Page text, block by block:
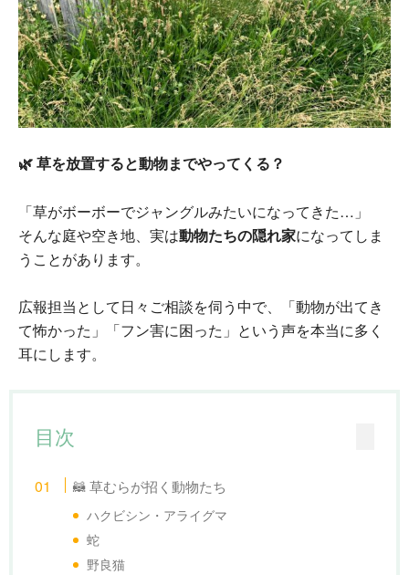
🌿 草を放置すると動物までやってくる？
「草がボーボーでジャングルみたいになってきた…」
そんな庭や空き地、実は動物たちの隠れ家になってしま
うことがあります。
広報担当として日々ご相談を伺う中で、「動物が出てき
て怖かった」「フン害に困った」という声を本当に多く
耳にします。
目次
🦝 草むらが招く動物たち
ハクビシン・アライグマ
蛇
野良猫